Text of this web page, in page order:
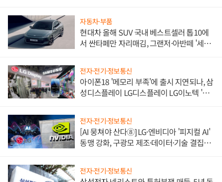
자동차·부품
현대차 올해 SUV 국내 베스트셀러 톱10에
서 싼타페만 자리매김, 그랜저·아반떼 '세단
전자·전기·정보통신
아이폰18 '메모리 부족'에 출시 지연되나, 삼
성디스플레이 LG디스플레이 LG이노텍 '탈
전자·전기·정보통신
[AI 뭉쳐야 산다⑧] LG·엔비디아 '피지컬 AI'
동맹 강화, 구광모 제조·데이터·기술 결집
전자·전기·정보통신